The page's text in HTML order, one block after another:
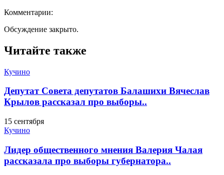
Комментарии:
Обсуждение закрыто.
Читайте также
Кучино
Депутат Совета депутатов Балашихи Вячеслав
Крылов рассказал про выборы..
15 сентября
Кучино
Лидер общественного мнения Валерия Чалая
рассказала про выборы губернатора..